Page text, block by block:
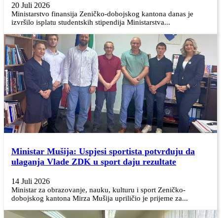
20 Juli 2026
Ministarstvo finansija Zeničko-dobojskog kantona danas je
izvršilo isplatu studentskih stipendija Ministarstva...
Ministar Mušija: Uspjesi sportista potvrđuju da
ulaganja Vlade ZDK u sport daju rezultate
14 Juli 2026
Ministar za obrazovanje, nauku, kulturu i sport Zeničko-
dobojskog kantona Mirza Mušija upriličio je prijeme za...